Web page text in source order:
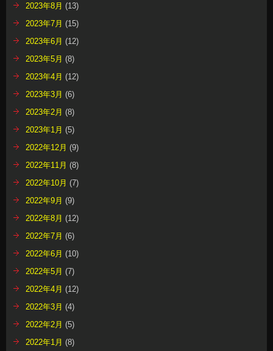
2023年8月 (13)
2023年7月 (15)
2023年6月 (12)
2023年5月 (8)
2023年4月 (12)
2023年3月 (6)
2023年2月 (8)
2023年1月 (5)
2022年12月 (9)
2022年11月 (8)
2022年10月 (7)
2022年9月 (9)
2022年8月 (12)
2022年7月 (6)
2022年6月 (10)
2022年5月 (7)
2022年4月 (12)
2022年3月 (4)
2022年2月 (5)
2022年1月 (8)